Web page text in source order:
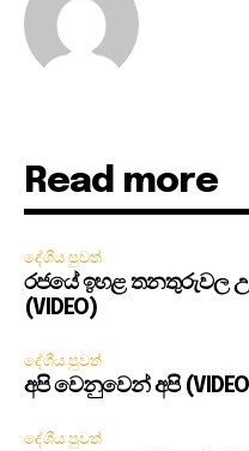
Read more
දේශීය පුවත්
රජයේ ඉහළ තනතුරුවල
(VIDEO)
දේශීය පුවත්
අපි වෙනුවෙන් අපි
දේශීය පුවත්